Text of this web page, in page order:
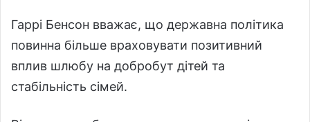
Гаррі Бенсон вважає, що державна політика
повинна більше враховувати позитивний
вплив шлюбу на добробут дітей та
стабільність сімей.